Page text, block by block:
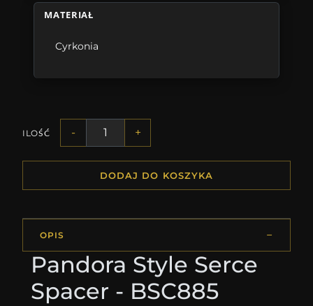
MATERIAŁ
Cyrkonia
ILOŚĆ - +
DODAJ DO KOSZYKA
OPIS
Pandora Style Serce
Spacer - BSC885